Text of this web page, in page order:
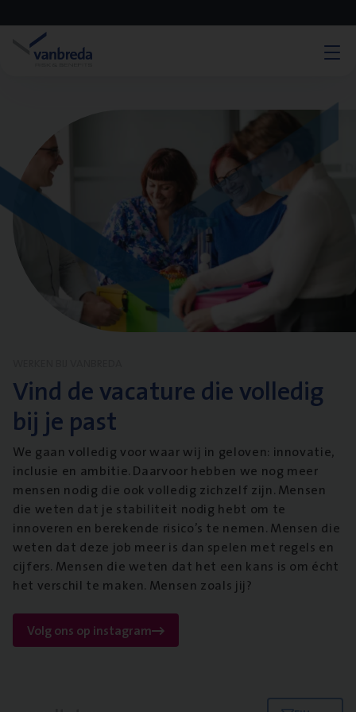
Vind de vacature die volledig
bij je past
We gaan volledig voor waar wij in geloven: innovatie,
inclusie en ambitie. Daarvoor hebben we nog meer
mensen nodig die ook volledig zichzelf zijn. Mensen
die weten dat je stabiliteit nodig hebt om te
innoveren en berekende risico’s te nemen. Mensen die
weten dat deze job meer is dan spelen met regels en
cijfers. Mensen die weten dat het een kans is om écht
het verschil te maken. Mensen zoals jij?
Volg ons op instagram